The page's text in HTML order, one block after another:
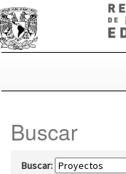
Buscar
Buscar: